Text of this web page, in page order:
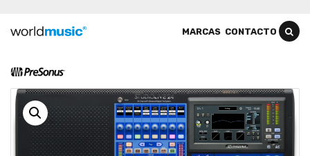
MARCAS CONTACTO